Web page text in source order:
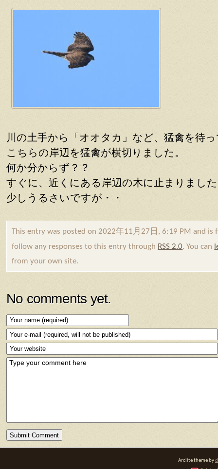
川の土手から「オオタカ」など、猛禽を待
こちらの岸辺を猛禽が横切りました。
何か分からず？？
すぐに、近くにある岸辺の木に止まりまし
少しうるさいですが・・
This entry was posted on 2022年11月27日, 6:19 PM and is
follow any responses to this entry through RSS 2.0. You can
from your own site.
No comments yet.
Arclite theme by